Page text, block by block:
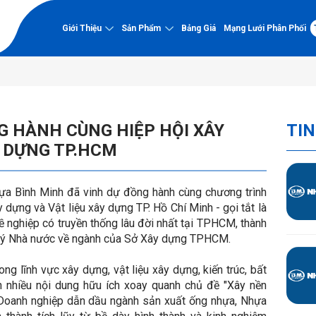
Giới Thiệu
Về Nhựa Bình Minh
Lịch sử hình thành và phát
cốt lõi
Sơ đồ tổ chức
Hệ thống quản lý chất lượng
Chứng nhận chất
Dự án tiêu biểu
Hồ sơ năng lực
Sản Phẩm
PVC-U
Ống PVC-U
Phụ tùng PVC-U
PP-R kháng UV
Phụ tùng PP-R kháng UV
HDPE Gân
Bảng Giá Mạng Lưới Phân Phối
CÙNG HIỆP HỘI XÂY
TP.HCM
Minh đã vinh dự đồng hành cùng chương trình
và Vật liệu xây dựng TP. Hồ Chí Minh - gọi tắt là
nghiệp có truyền thống lâu đời nhất tại TPHCM, thành
nước về ngành của Sở Xây dựng TPHCM.
lĩnh vực xây dựng, vật liệu xây dựng, kiến trúc, bất
nội dung hữu ích xoay quanh chủ đề "Xây nền
nghiệp dẫn dầu ngành sản xuất ống nhựa, Nhựa